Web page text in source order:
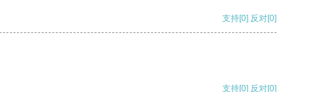
支持[0] 反对[0]
支持[0] 反对[0]